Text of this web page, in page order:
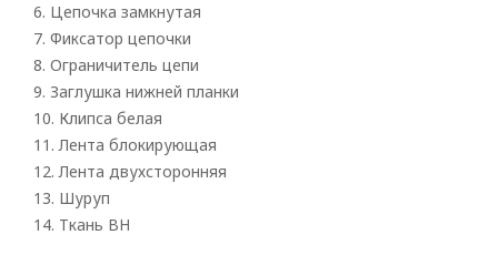
6. Цепочка замкнутая
7. Фиксатор цепочки
8. Ограничитель цепи
9. Заглушка нижней планки
10. Клипса белая
11. Лента блокирующая
12. Лента двухсторонняя
13. Шуруп
14. Ткань BH